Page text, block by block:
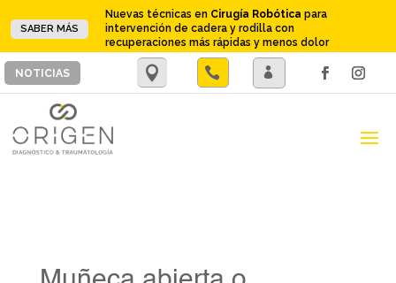
SABER MÁS
Nuevas técnicas en Cirugía Robótica para
intervención de cadera y rodilla con
recuperaciones más rápidas y menos dolor
NOTICIAS 